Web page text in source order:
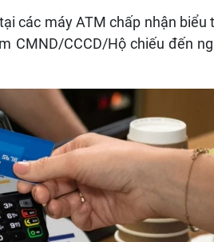
các máy ATM chấp nhận biểu
CMND/CCCD/Hộ chiếu đến